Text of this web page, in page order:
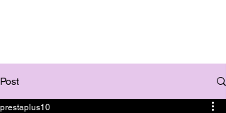
Post
prestaplus10